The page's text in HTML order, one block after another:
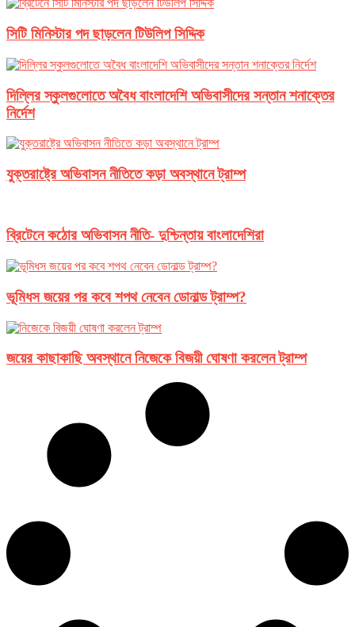
সিটি মিনিস্টার পদ ছাড়লেন টিউলিপ সিদ্দিক
দিল্লির স্কুলগুলোতে অবৈধ বাংলাদেশি অভিবাসীদের সন্তান শনাক্তের
নির্দেশ
যুক্তরাষ্ট্রে অভিবাসন নীতিতে কড়া অবস্থানে ট্রাম্প
ব্রিটেনে কঠোর অভিবাসন নীতি- দুশ্চিন্তায় বাংলাদেশিরা
ভূমিধস জয়ের পর কবে শপথ নেবেন ডোনাল্ড ট্রাম্প?
জয়ের কাছাকাছি অবস্থানে নিজেকে বিজয়ী ঘোষণা করলেন ট্রাম্প